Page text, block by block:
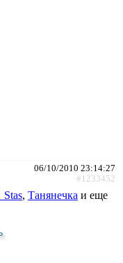
06/10/2010 23:14:27
#1233452
, Танянечка и еще